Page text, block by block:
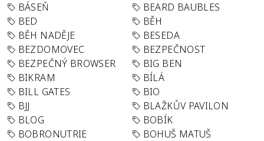
BÁSEŇ
BEARD BAUBLES
BED
BĚH
BĚH NADĚJE
BESEDA
BEZDOMOVEC
BEZPEČNOST
BEZPEČNÝ BROWSER
BIG BEN
BIKRAM
BÍLÁ
BILL GATES
BIO
BJJ
BLAŽKŮV PAVILON
BLOG
BOBÍK
BOBRONUTRIE
BOHUŠ MATUŠ